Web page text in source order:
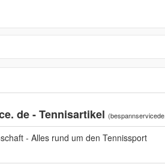
de - Tennisartikel (
- Alles rund um den Tennissport